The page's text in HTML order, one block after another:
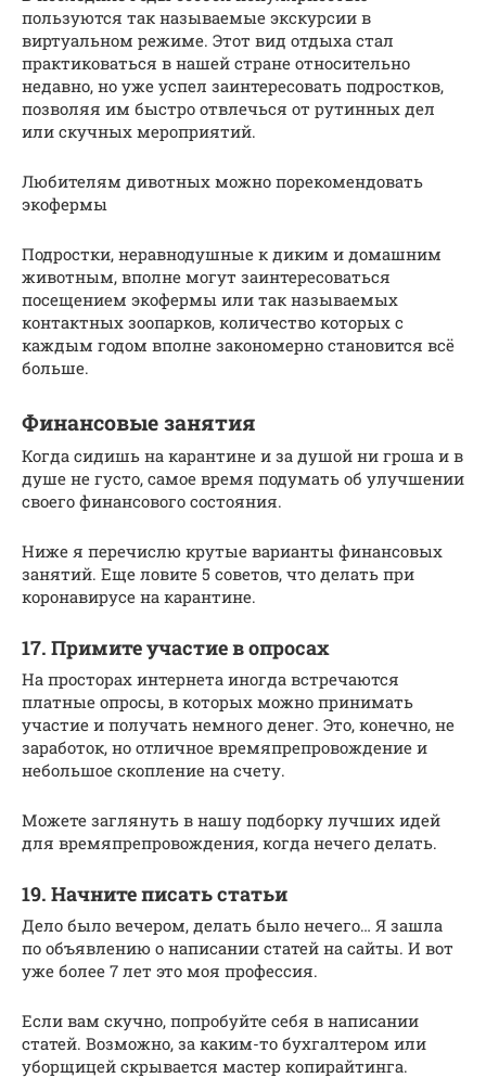
пользуются так называемые экскурсии в
виртуальном режиме. Этот вид отдыха стал
практиковаться в нашей стране относительно
недавно, но уже успел заинтересовать подростков,
позволяя им быстро отвлечься от рутинных дел
или скучных мероприятий.
Любителям дивотных можно порекомендовать
экофермы
Подростки, неравнодушные к диким и домашним
животным, вполне могут заинтересоваться
посещением экофермы или так называемых
контактных зоопарков, количество которых с
каждым годом вполне закономерно становится всё
больше.
Финансовые занятия
Когда сидишь на карантине и за душой ни гроша и в
душе не густо, самое время подумать об улучшении
своего финансового состояния.
Ниже я перечислю крутые варианты финансовых
занятий. Еще ловите 5 советов, что делать при
коронавирусе на карантине.
17. Примите участие в опросах
На просторах интернета иногда встречаются
платные опросы, в которых можно принимать
участие и получать немного денег. Это, конечно, не
заработок, но отличное времяпрепровождение и
небольшое скопление на счету.
Можете заглянуть в нашу подборку лучших идей
для времяпрепровождения, когда нечего делать.
19. Начните писать статьи
Дело было вечером, делать было нечего… Я зашла
по объявлению о написании статей на сайты. И вот
уже более 7 лет это моя профессия.
Если вам скучно, попробуйте себя в написании
статей. Возможно, за каким-то бухгалтером или
уборщицей скрывается мастер копирайтинга.